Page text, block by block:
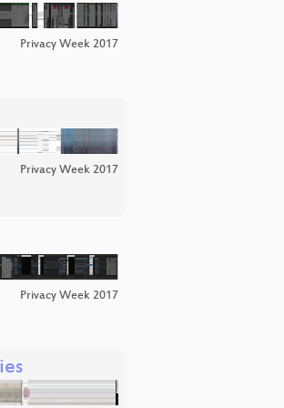
Privacy Week 2017
Privacy Week 2017
Privacy Week 2017